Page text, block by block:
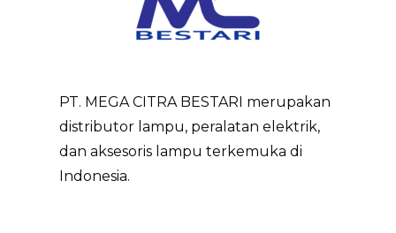
PT. MEGA CITRA BESTARI merupakan
distributor lampu, peralatan elektrik,
dan aksesoris lampu terkemuka di
Indonesia.